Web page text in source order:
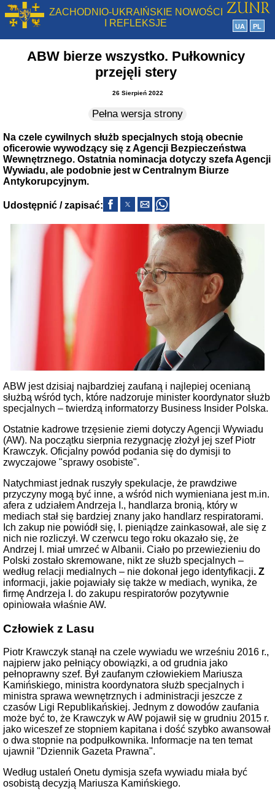
ZACHODNIO-UKRAIŃSKIE NOWOŚCI
I REFLEKSJE
UA PL
ABW bierze wszystko. Pułkownicy
przejęli stery
26 Sierpień 2022
Pełna wersja strony
Na czele cywilnych służb specjalnych stoją obecnie
oficerowie wywodzący się z Agencji Bezpieczeństwa
Wewnętrznego. Ostatnia nominacja dotyczy szefa Agencji
Wywiadu, ale podobnie jest w Centralnym Biurze
Antykorupcyjnym.
Udostępnić / zapisać:
ABW jest dzisiaj najbardziej zaufaną i najlepiej ocenianą
służbą wśród tych, które nadzoruje minister koordynator służb
specjalnych – twierdzą informatorzy Business Insider Polska.
Ostatnie kadrowe trzęsienie ziemi dotyczy Agencji Wywiadu
(AW). Na początku sierpnia rezygnację złożył jej szef Piotr
Krawczyk. Oficjalny powód podania się do dymisji to
zwyczajowe "sprawy osobiste".
Natychmiast jednak ruszyły spekulacje, że prawdziwe
przyczyny mogą być inne, a wśród nich wymieniana jest m.in.
afera z udziałem Andrzeja I., handlarza bronią, który w
mediach stał się bardziej znany jako handlarz respiratorami.
Ich zakup nie powiódł się, I. pieniądze zainkasował, ale się z
nich nie rozliczył. W czerwcu tego roku okazało się, że
Andrzej I. miał umrzeć w Albanii. Ciało po przewiezieniu do
Polski zostało skremowane, nikt ze służb specjalnych –
według relacji medialnych – nie dokonał jego identyfikacji. Z
informacji, jakie pojawiały się także w mediach, wynika, że
firmę Andrzeja I. do zakupu respiratorów pozytywnie
opiniowała właśnie AW.
Człowiek z Lasu
Piotr Krawczyk stanął na czele wywiadu we wrześniu 2016 r.,
najpierw jako pełniący obowiązki, a od grudnia jako
pełnoprawny szef. Był zaufanym człowiekiem Mariusza
Kamińskiego, ministra koordynatora służb specjalnych i
ministra sprawa wewnętrznych i administracji jeszcze z
czasów Ligi Republikańskiej. Jednym z dowodów zaufania
może być to, że Krawczyk w AW pojawił się w grudniu 2015 r.
jako wiceszef ze stopniem kapitana i dość szybko awansował
o dwa stopnie na podpułkownika. Informacje na ten temat
ujawnił "Dziennik Gazeta Prawna".
Według ustaleń Onetu dymisja szefa wywiadu miała być
osobistą decyzją Mariusza Kamińskiego.